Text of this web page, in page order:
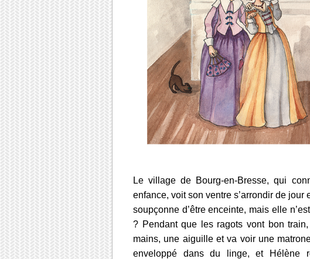
Le village de Bourg-en-Bresse, qui
enfance, voit son ventre s’arrondir de
soupçonne d’être enceinte, mais elle
? Pendant que les ragots vont bon
mains, une aiguille et va voir une
enveloppé dans du linge, et Hélène